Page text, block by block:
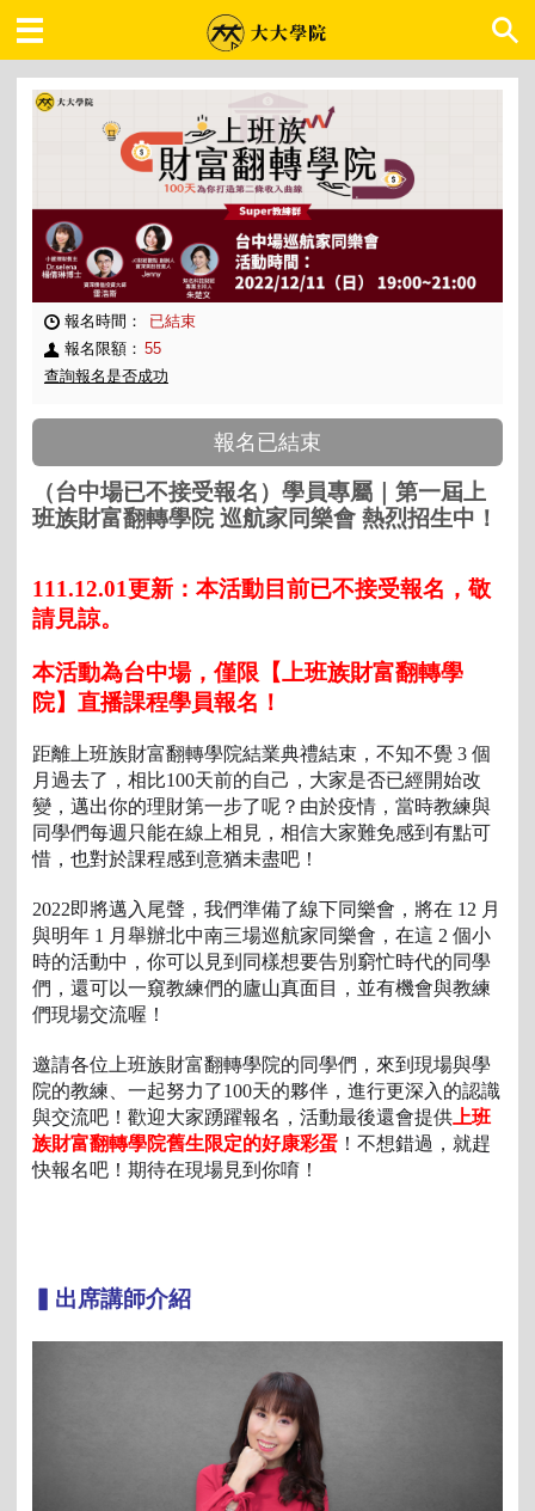
大大學院 職場趨
報名時間：
已結束
報名限額： 55
查詢報名是否成功
報名已結束
（台中場已不接受報名）學員專屬｜第一屆上
班族財富翻轉學院 巡航家同樂會 熱烈招生中！
111.12.01更新：本活動目前已不接受報名，敬
請見諒。
本活動為台中場，僅限【上班族財富翻轉學
院】直播課程學員報名！
距離上班族財富翻轉學院結業典禮結束，不知不覺 3 個
月過去了，相比100天前的自己，大家是否已經開始改
變，邁出你的理財第一步了呢？ 由於疫情，當時教練與
同學們每週只能在線上相見，相信大家難免感到有點可
惜，也對於課程感到意猶未盡吧！
2022即將邁入尾聲，我們準備了線下同樂會，將在 12 月
與明年 1 月舉辦北中南三場巡航家同樂會，在這 2 個小
時的活動中，你可以見到同樣想要告別窮忙時代的同學
們，還可以一窺教練們的廬山真面目，並有機會與教練
們現場交流喔！
邀請各位上班族財富翻轉學院的同學們，來到現場與學
院的教練、一起努力了100天的夥伴，進行更深入的認識
與交流吧！歡迎大家踴躍報名，活動最後還會提供 上班
族財富翻轉學院舊生限定的好康彩蛋 ！不想錯過，就趕
快報名吧！期待在現場見到你唷！
▍出席講師介紹